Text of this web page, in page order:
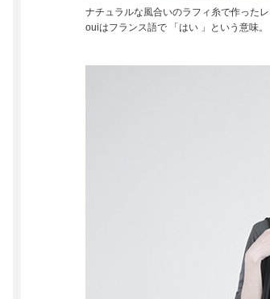
ナチュラルな風合いのラフィ糸で作った
ouiはフランス語で 「はい 」という意味。